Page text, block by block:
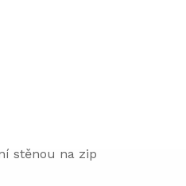
stěnou na zip